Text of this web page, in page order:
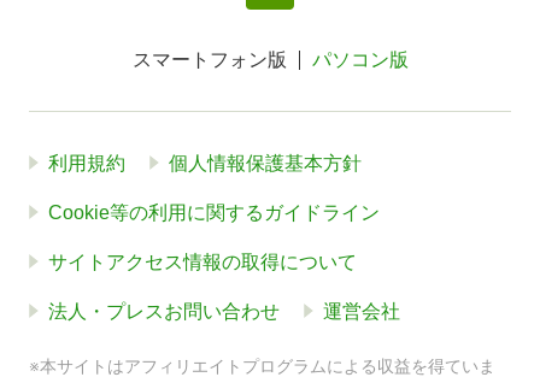
スマートフォン版 パソコン版
利用規約 個人情報保護基本方針
Cookie等の利用に関するガイドライン
サイトアクセス情報の取得について
法人・プレスお問い合わせ 運営会社
※本サイトはアフィリエイトプログラムによる収益を得ていま